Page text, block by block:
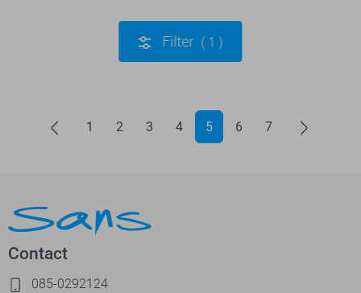
Filter 1
1 2 3 4 5 6 7
Contact
085-0292124